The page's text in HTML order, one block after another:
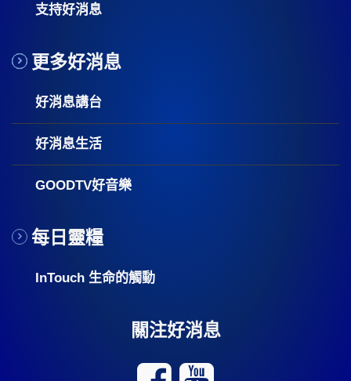
支持好消息
更多好消息
好消息講台
好消息生活
GOODTV好音樂
每日靈糧
InTouch 生命的觸動
關注好消息